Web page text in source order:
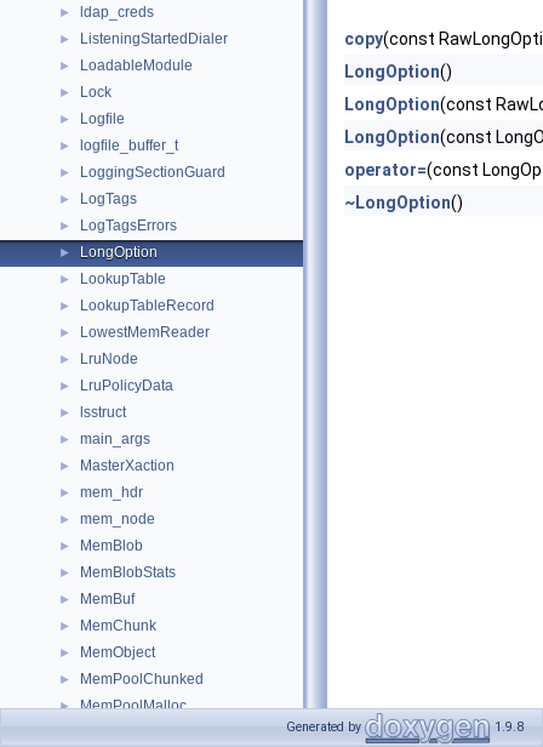
► ldap_creds
► ListeningStartedDialer
► LoadableModule
► Lock
► Logfile
► logfile_buffer_t
► LoggingSectionGuard
► LogTags
► LogTagsErrors
► LongOption
► LookupTable
► LookupTableRecord
► LowestMemReader
► LruNode
► LruPolicyData
► lsstruct
► main_args
► MasterXaction
► mem_hdr
► mem_node
► MemBlob
► MemBlobStats
► MemBuf
► MemChunk
► MemObject
► MemPoolChunked
► MemPoolMalloc
copy(const
LongOption()
LongOption(const
LongOption(const
operator=(const
~LongOption()
Generated by 1.9.8